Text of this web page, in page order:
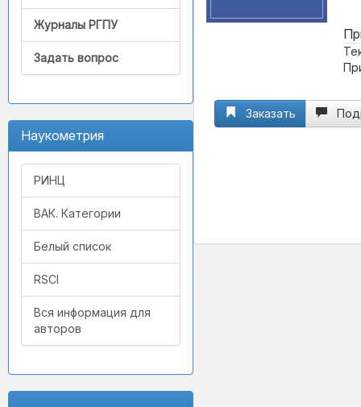
Журналы РГПУ
Задать вопрос
Наукометрия
РИНЦ
ВАК. Категории
Белый список
RSCI
Вся информация для
авторов
Заказать